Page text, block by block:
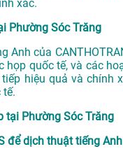
xác.
Phường Sóc Trăng
Anh của
họp quốc tế, và các
hiệu quả và
tế.
tại Phường Sóc Trăng
để dịch thuật tiếng